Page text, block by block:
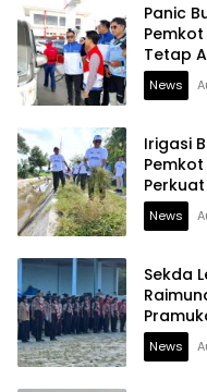
Panic
Tetap
News
Irigasi
News
Sekda
News